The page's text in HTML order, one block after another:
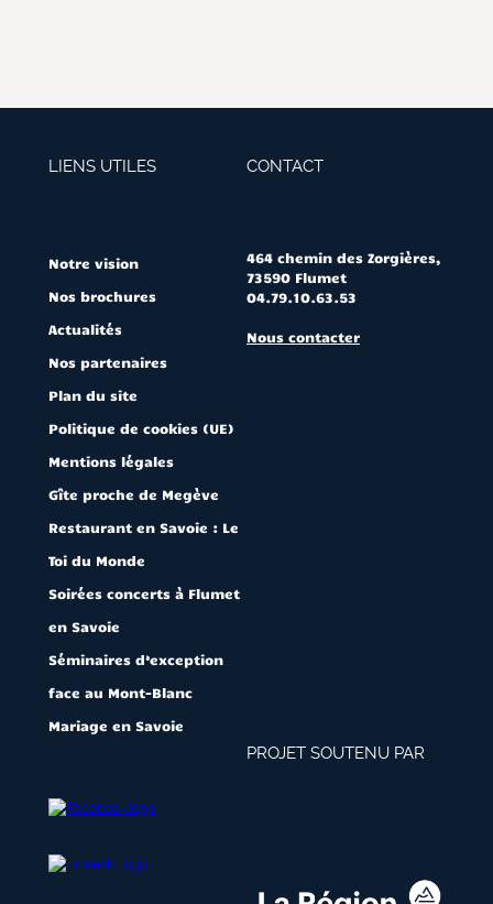
LIENS UTILES
Notre vision
Nos brochures
Actualités
Nos partenaires
Plan du site
Politique de cookies (UE)
Mentions légales
Gîte proche de Megève
Restaurant en Savoie : Le
Toi du Monde
Soirées concerts à Flumet
en Savoie
Séminaires d’exception
face au Mont-Blanc
Mariage en Savoie
CONTACT
464 chemin des Zorgières,
73590 Flumet
04.79.10.63.53
Nous contacter
PROJET SOUTENU PAR